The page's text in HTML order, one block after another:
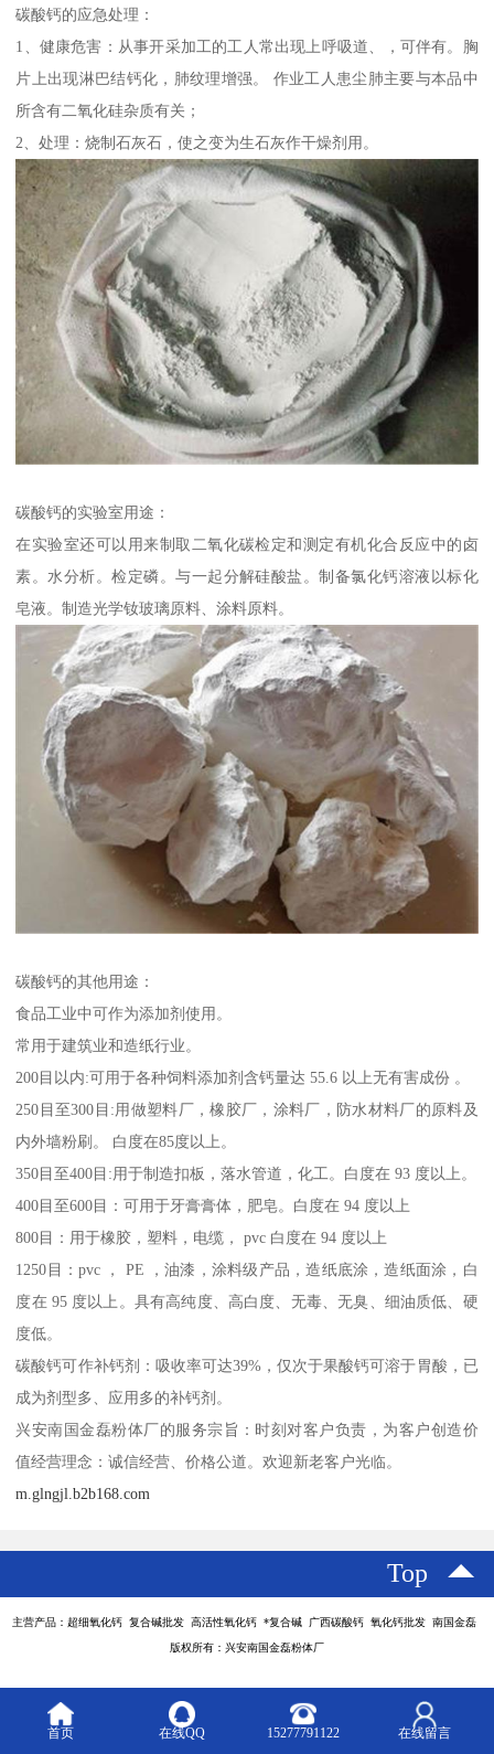
碳酸钙的应急处理：
1、健康危害：从事开采加工的工人常出现上呼吸道、，可伴有。胸
片上出现淋巴结钙化，肺纹理增强。 作业工人患尘肺主要与本品中
所含有二氧化硅杂质有关；
2、处理：烧制石灰石，使之变为生石灰作干燥剂用。
碳酸钙的实验室用途：
在实验室还可以用来制取二氧化碳检定和测定有机化合反应中的卤
素。水分析。检定磷。与一起分解硅酸盐。制备氯化钙溶液以标化
皂液。制造光学钕玻璃原料、涂料原料。
碳酸钙的其他用途：
食品工业中可作为添加剂使用。
常用于建筑业和造纸行业。
200目以内:可用于各种饲料添加剂含钙量达 55.6 以上无有害成份 。
250目至300目:用做塑料厂，橡胶厂，涂料厂，防水材料厂的原料及
内外墙粉刷。 白度在85度以上。
350目至400目:用于制造扣板，落水管道，化工。白度在 93 度以上。
400目至600目：可用于牙膏膏体，肥皂。白度在 94 度以上
800目：用于橡胶，塑料，电缆， pvc 白度在 94 度以上
1250目：pvc ， PE ，油漆，涂料级产品，造纸底涂，造纸面涂，白
度在 95 度以上。具有高纯度、高白度、无毒、无臭、细油质低、硬
度低。
碳酸钙可作补钙剂：吸收率可达39%，仅次于果酸钙可溶于胃酸，已
成为剂型多、应用多的补钙剂。
兴安南国金磊粉体厂的服务宗旨：时刻对客户负责，为客户创造价
值经营理念：诚信经营、价格公道。欢迎新老客户光临。
m.glngjl.b2b168.com
Top
主营产品：超细氧化钙 复合碱批发 高活性氧化钙 *复合碱 广西碳酸钙 氧化钙批发 南国金磊
版权所有：兴安南国金磊粉体厂
首页 在线QQ 15277791122 在线留言